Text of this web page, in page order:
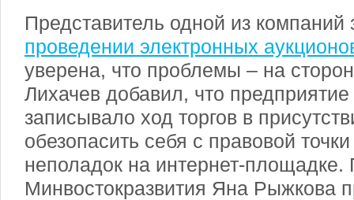
Представитель одной из
проведении электронных
уверена, что проблемы – на
Лихачев добавил, что
записывало ход торгов в
обезопасить себя с правовой
неполадок на интернет-площадке.
Минвостокразвития Яна Рыжкова